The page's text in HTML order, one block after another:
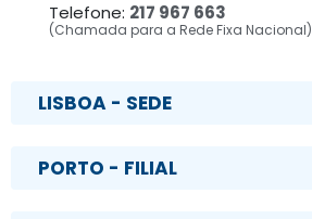
Telefone: 217 967 663
(Chamada para a Rede Fixa Nacional)
LISBOA - SEDE
PORTO - FILIAL